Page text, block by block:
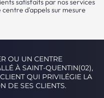
satisfaits par nos services
centre d'appels sur mesure
OU UN CENTRE
À SAINT-QUENTIN(02),
QUI PRIVILÉGIE LA
DE SES CLIENTS.